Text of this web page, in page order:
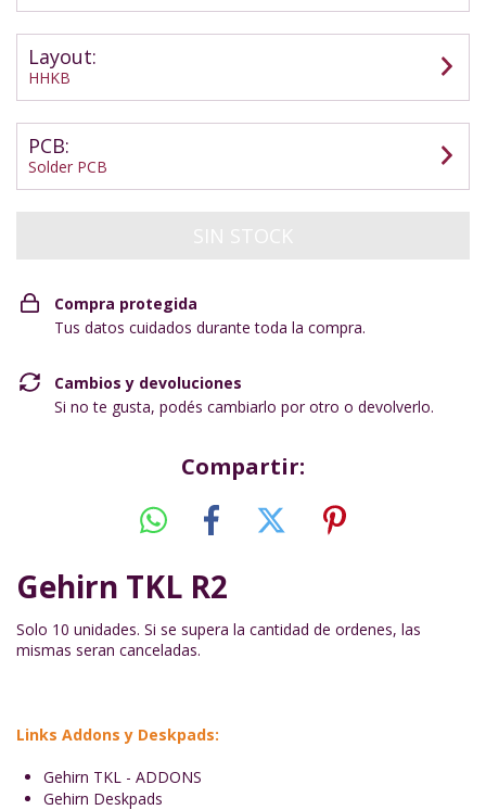
Layout:
HHKB
PCB:
Solder PCB
Compra protegida
Tus datos cuidados durante toda la compra.
Cambios y devoluciones
Si no te gusta, podés cambiarlo por otro o devolverlo.
Compartir:
Gehirn TKL R2
Solo 10 unidades. Si se supera la cantidad de ordenes, las
mismas seran canceladas.
Links Addons y Deskpads:
Gehirn TKL - ADDONS
Gehirn Deskpads